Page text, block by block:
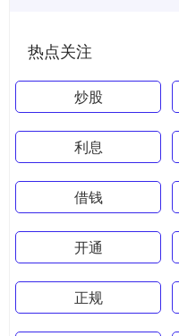
热点关注
炒股
利息
借钱
开通
正规